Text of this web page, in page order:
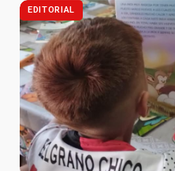
EDITORIAL